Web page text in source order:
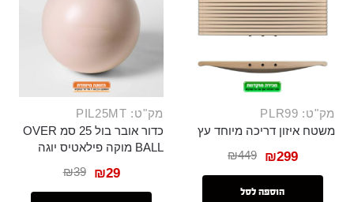
מק"ט: PLR99
משטח איזון דריכה מיוחד עץ
₪449 ₪299
הוספה לסל
מק"ט: PIL25MT
כדור אובר בול 25 סמ OVER
BALL מוקה פילאטיס יוגה
₪39 ₪29